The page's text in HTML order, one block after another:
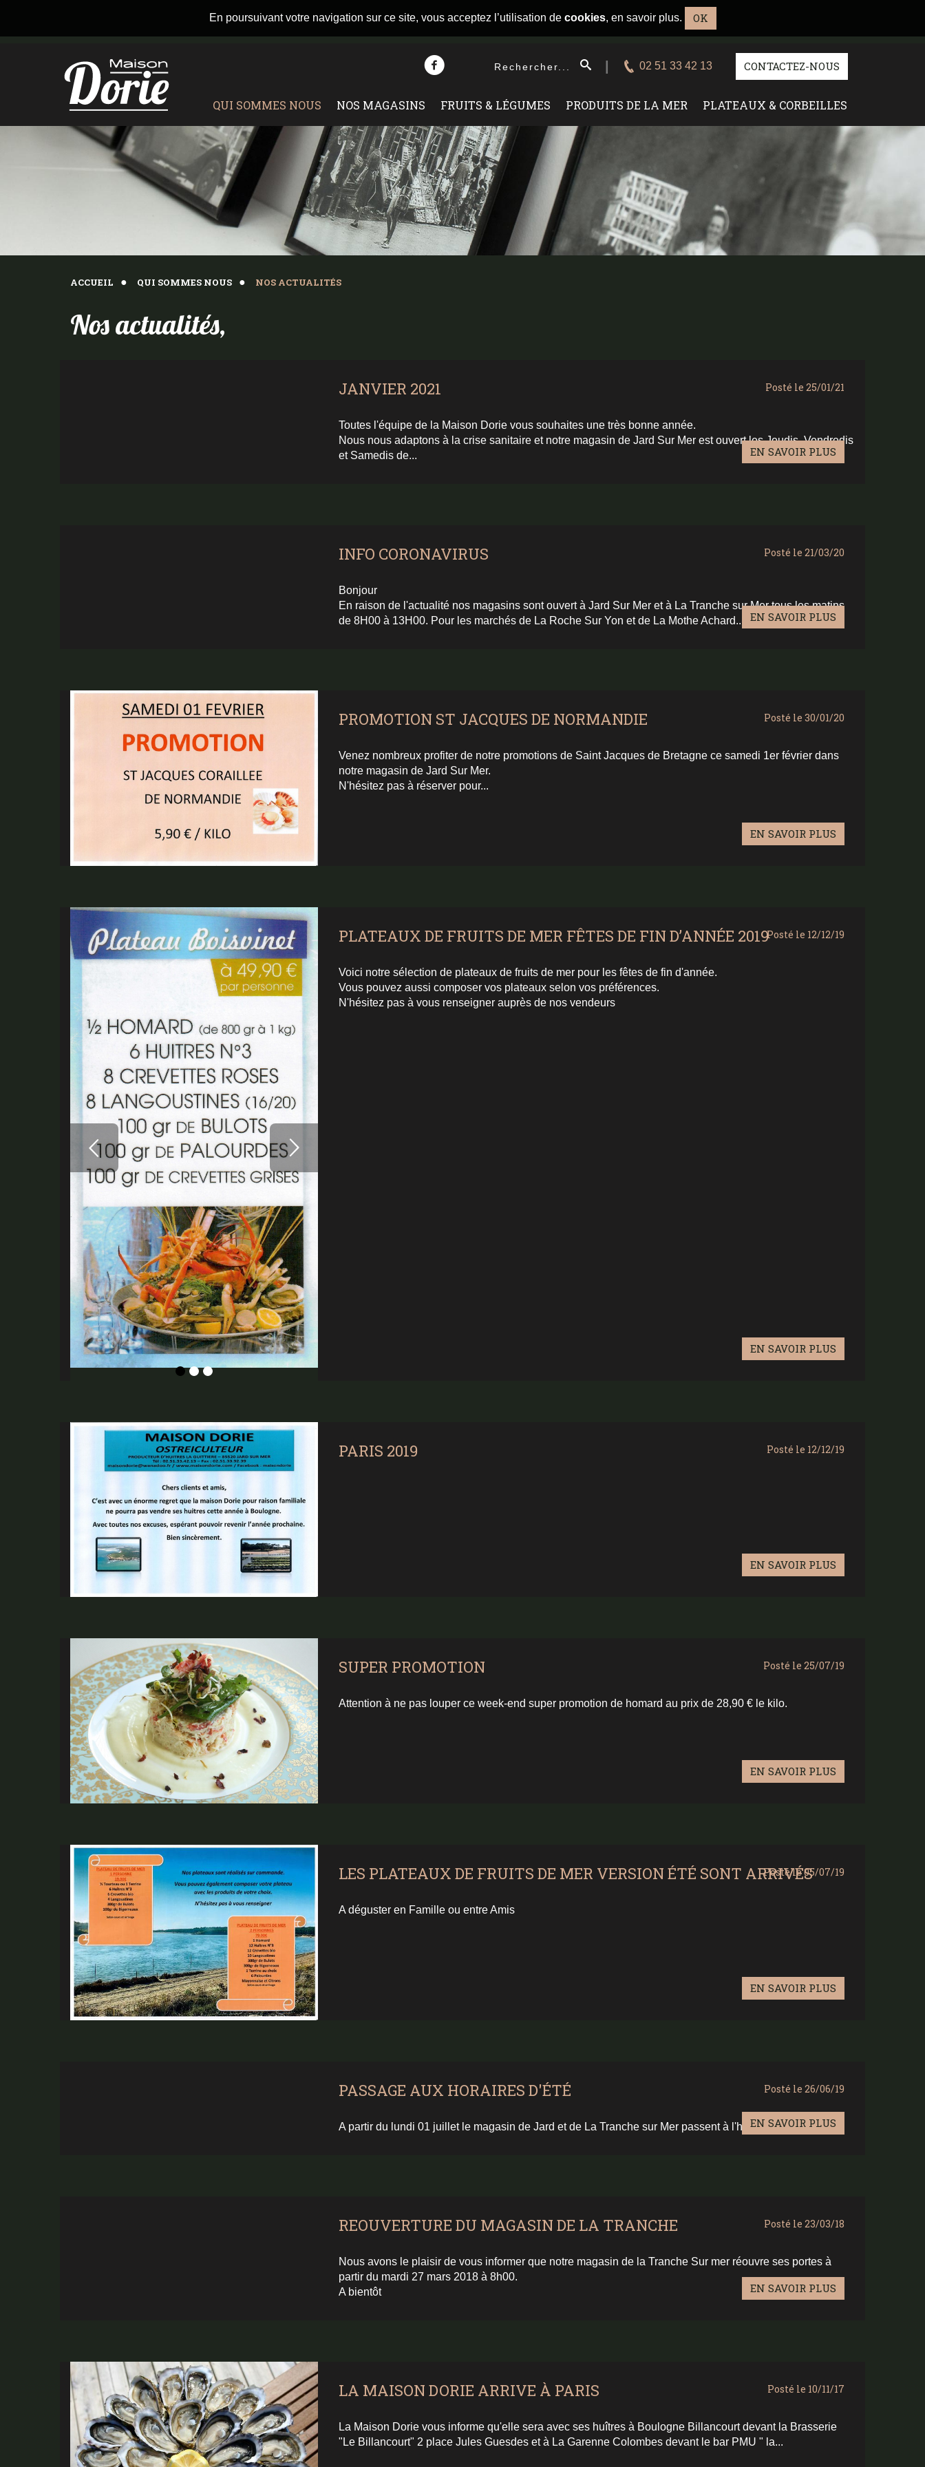
En poursuivant votre navigation sur ce site, vous acceptez l’utilisation de cookies, en savoir plus. OK
02 51 33 42 13 CONTACTEZ-NOUS
QUI SOMMES NOUS NOS MAGASINS FRUITS & LÉGUMES PRODUITS DE LA MER PLATEAUX & CORBEILLES
ACCUEIL QUI SOMMES NOUS NOS ACTUALITÉS
Nos actualités,
JANVIER 2021 Posté le 25/01/21
Toutes l'équipe de la Maison Dorie vous souhaites une très bonne année.
Nous nous adaptons à la crise sanitaire et notre magasin de Jard Sur Mer est ouvert les Jeudis, Vendredis
et Samedis de...
EN SAVOIR PLUS
INFO CORONAVIRUS Posté le 21/03/20
Bonjour
En raison de l'actualité nos magasins sont ouvert à Jard Sur Mer et à La Tranche sur Mer tous les matins
de 8H00 à 13H00. Pour les marchés de La Roche Sur Yon et de La Mothe Achard...
EN SAVOIR PLUS
PROMOTION ST JACQUES DE NORMANDIE Posté le 30/01/20
Venez nombreux profiter de notre promotions de Saint Jacques de Bretagne ce samedi 1er février dans
notre magasin de Jard Sur Mer.
N'hésitez pas à réserver pour...
EN SAVOIR PLUS
PLATEAUX DE FRUITS DE MER FÊTES DE FIN D’ANNÉE 2019Posté le 12/12/19
Voici notre sélection de plateaux de fruits de mer pour les fêtes de fin d'année.
Vous pouvez aussi composer vos plateaux selon vos préférences.
N'hésitez pas à vous renseigner auprès de nos vendeurs
EN SAVOIR PLUS
PARIS 2019 Posté le 12/12/19
EN SAVOIR PLUS
SUPER PROMOTION Posté le 25/07/19
Attention à ne pas louper ce week-end super promotion de homard au prix de 28,90 € le kilo.
EN SAVOIR PLUS
LES PLATEAUX DE FRUITS DE MER VERSION ÉTÉ SONT ARRIVÉS
Posté le 05/07/19
A déguster en Famille ou entre Amis
EN SAVOIR PLUS
PASSAGE AUX HORAIRES D'ÉTÉ Posté le 26/06/19
A partir du lundi 01 juillet le magasin de Jard et de La Tranche sur Mer passent à l'heure d'été.EN SAVOIR PLUS
REOUVERTURE DU MAGASIN DE LA TRANCHE Posté le 23/03/18
Nous avons le plaisir de vous informer que notre magasin de la Tranche Sur mer réouvre ses portes à
partir du mardi 27 mars 2018 à 8h00.
A bientôt
EN SAVOIR PLUS
LA MAISON DORIE ARRIVE À PARIS Posté le 10/11/17
La Maison Dorie vous informe qu'elle sera avec ses huîtres à Boulogne Billancourt devant la Brasserie
"Le Billancourt" 2 place Jules Guesdes et à La Garenne Colombes devant le bar PMU " la...